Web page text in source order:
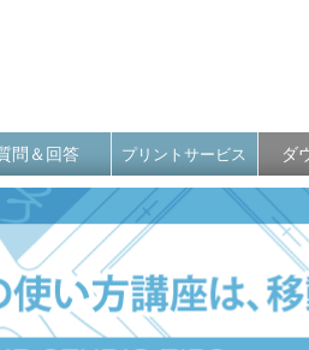
問＆回答 プリントサービス ダ